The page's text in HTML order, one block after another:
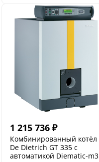
1 215 736 ₽
Комбинированный котёл
De Dietrich GT 335 с
автоматикой Diematic-m3